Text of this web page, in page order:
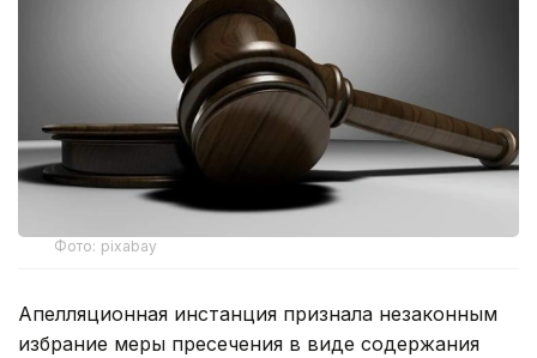
Фото: pixabay
Апелляционная инстанция признала незаконным
избрание меры пресечения в виде содержания